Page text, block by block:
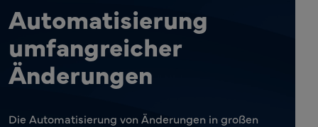
Automatisierung
umfangreicher
Änderungen
Die Automatisierung von Änderungen in großen